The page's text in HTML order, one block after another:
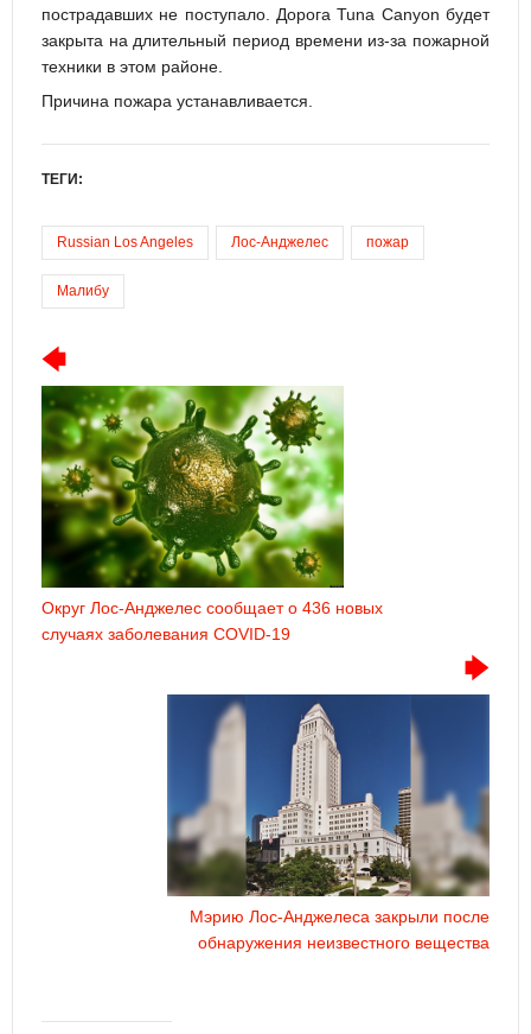
пострадавших не поступало. Дорога Tuna Canyon будет
закрыта на длительный период времени из-за пожарной
техники в этом районе.
Причина пожара устанавливается.
ТЕГИ:
Russian Los Angeles Лос-Анджелес пожар
Малибу
Округ Лос-Анджелес сообщает о 436 новых
случаях заболевания COVID-19
Мэрию Лос-Анджелеса закрыли после
обнаружения неизвестного вещества